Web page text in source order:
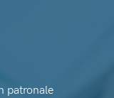
patronale